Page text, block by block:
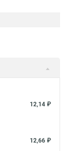
12,14 ₽
12,66 ₽